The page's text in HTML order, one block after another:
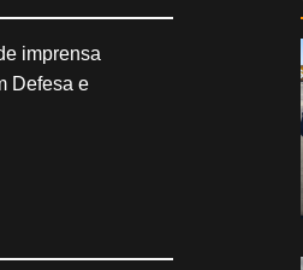
imprensa
Defesa e